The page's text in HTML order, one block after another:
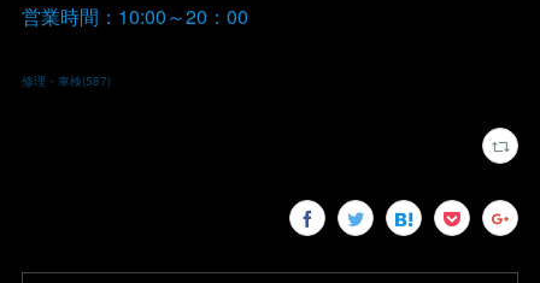
営業時間：10:00～20：00
修理・車検(587)